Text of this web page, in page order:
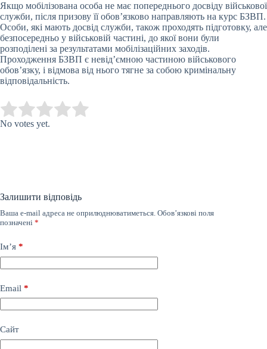
Якщо мобілізована особа не має попереднього досвіду військової
служби, після призову її обов’язково направляють на курс БЗВП.
Особи, які мають досвід служби, також проходять підготовку, але
безпосередньо у військовій частині, до якої вони були
розподілені за результатами мобілізаційних заходів.
Проходження БЗВП є невід’ємною частиною військового
обов’язку, і відмова від нього тягне за собою кримінальну
відповідальність.
Rate this item:
No votes yet.
Залишити відповідь
Ваша e-mail адреса не оприлюднюватиметься. Обов’язкові поля
позначені *
Ім’я *
Email *
Сайт